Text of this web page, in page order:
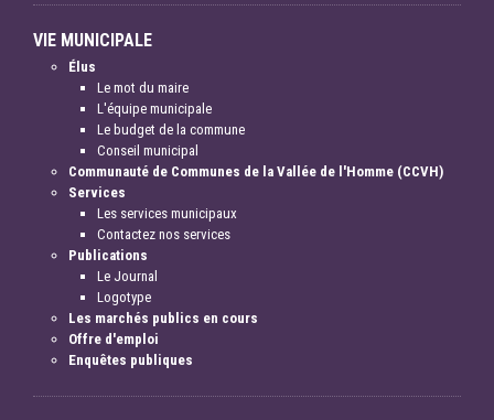
VIE MUNICIPALE
Élus
Le mot du maire
L'équipe municipale
Le budget de la commune
Conseil municipal
Communauté de Communes de la Vallée de l'Homme (CCVH)
Services
Les services municipaux
Contactez nos services
Publications
Le Journal
Logotype
Les marchés publics en cours
Offre d'emploi
Enquêtes publiques